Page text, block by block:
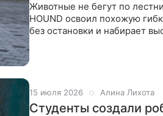
Животные не бегут по
HOUND освоил похожую
без остановки и набирает
15 июля 2026 Алина Лихота
Студенты создали